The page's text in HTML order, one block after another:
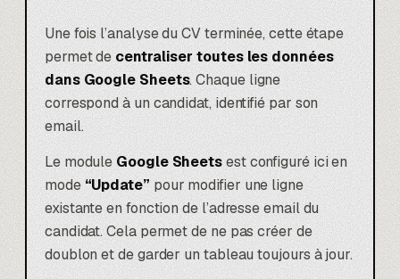
Une fois l’analyse du CV terminée, cette étape
permet decentraliser toutes les données
dans Google Sheets. Chaque ligne
correspond à un candidat, identifié par son
email.
Le module Google Sheetsest configuré ici en
mode“Update”pour modifier une ligne
existante en fonction de l’adresse email du
candidat. Cela permet de ne pas créer de
doublon et de garder un tableau toujours à jour.